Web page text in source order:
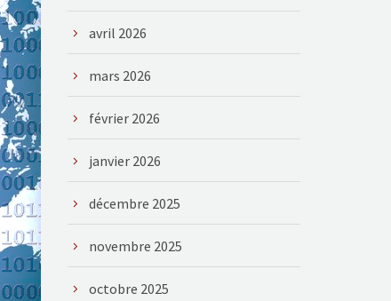
avril 2026
mars 2026
février 2026
janvier 2026
décembre 2025
novembre 2025
octobre 2025